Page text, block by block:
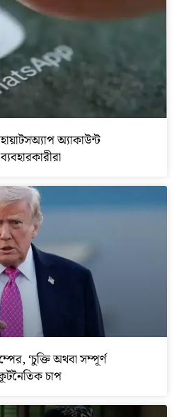
অ্যাকাউন্ট
‘চুক্তি অথবা সম্পূর্ণ
চাপ